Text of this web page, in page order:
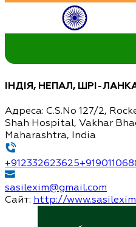
ІНДІЯ, НЕПАЛ, ШРІ-
Адреса: C.S.No 127/2,
Shah Hospital, Vakhar
Maharashtra, India
+912332623625
sasilexim@gmail.com
Сайт: http://